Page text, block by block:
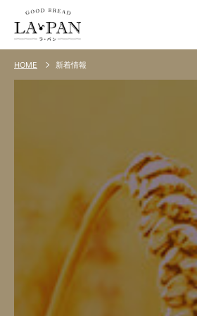
HOME 新着情報